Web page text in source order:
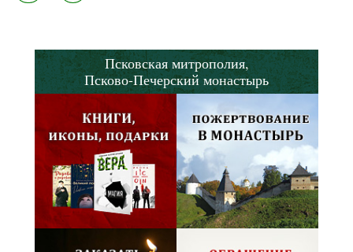
Псковская митрополия,
Псково-Печерский монастырь